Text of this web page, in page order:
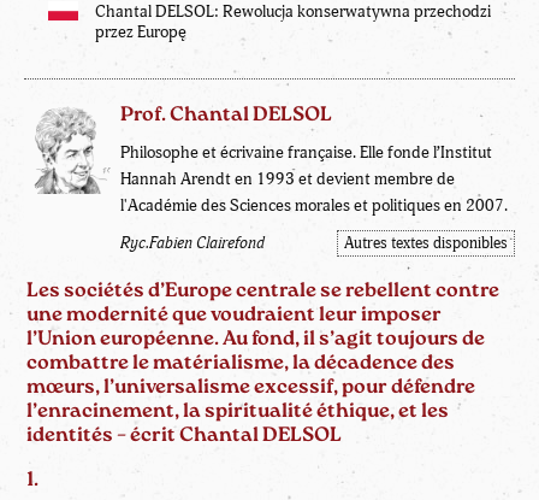
Chantal DELSOL: Rewolucja konserwatywna przechodzi
przez Europę
Prof. Chantal DELSOL
Philosophe et écrivaine française. Elle fonde l’Institut
Hannah Arendt en 1993 et devient membre de
l'Académie des Sciences morales et politiques en 2007.
Ryc.Fabien Clairefond Autres textes disponibles
Les sociétés d’Europe centrale se rebellent contre
une modernité que voudraient leur imposer
l’Union européenne. Au fond, il s’agit toujours de
combattre le matérialisme, la décadence des
mœurs, l’universalisme excessif, pour défendre
l’enracinement, la spiritualité éthique, et les
identités – écrit Chantal DELSOL
1.